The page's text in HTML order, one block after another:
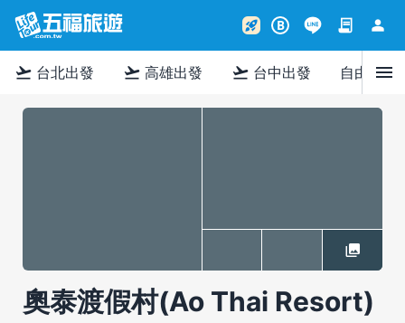
rocket_launch B contract person
flight_takeoff 台北出發 flight_takeoff 高雄出發 flight_takeoff 台中出發 自由行menu
奧泰渡假村(Ao Thai Resort)